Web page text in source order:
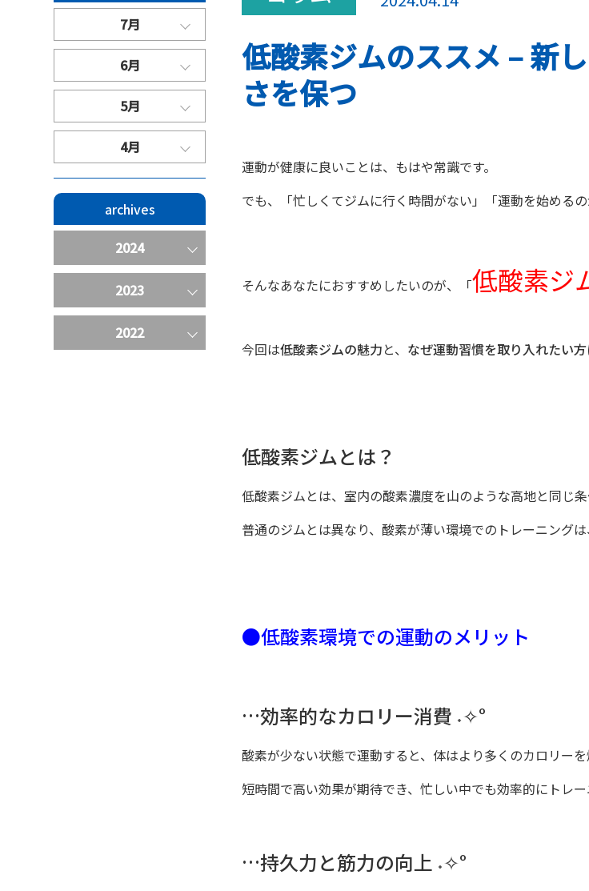
低酸素ジムのススメ – 新
さを保つ
運動が健康に良いことは、もはや常識です。
でも、「忙しくてジムに行く時間がない」「運動を始める
そんなあなたにおすすめしたいのが、「低酸素ジ
今回は低酸素ジムの魅力と、 なぜ運動習慣を取り入れたい
低酸素ジムとは？
低酸素ジムとは、室内の酸素濃度を山のような高地と同じ
普通のジムとは異なり、酸素が薄い環境でのトレーニング
●低酸素環境での運動のメリット
…効率的なカロリー消費 ˖✧°
酸素が少ない状態で運動すると、体はより多くのカロリーを
短時間で高い効果が期待でき、忙しい中でも効率的にトレー
…持久力と筋力の向上 ˖✧°
7月
6月
5月
4月
archives
2024
2023
2022